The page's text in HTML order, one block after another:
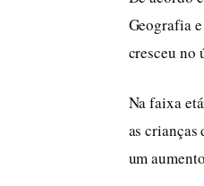
Geografia
cresceu no
Na faixa
as
um